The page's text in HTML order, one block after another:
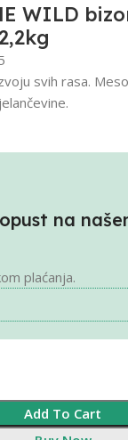
WILD
svih rasa.
na
plaćanja.
Add To Cart